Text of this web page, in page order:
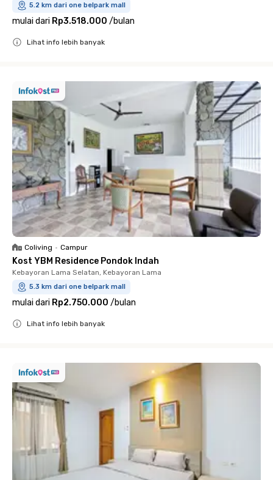
5.2 km dari one belpark mall
mulai dari Rp3.518.000 /bulan
Lihat info lebih banyak
Coliving • Campur
Kost YBM Residence Pondok Indah
Kebayoran Lama Selatan, Kebayoran Lama
5.3 km dari one belpark mall
mulai dari Rp2.750.000 /bulan
Lihat info lebih banyak